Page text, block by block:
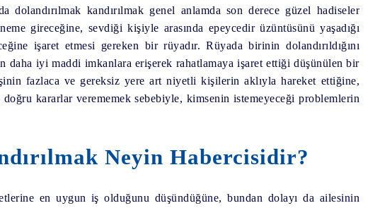
dolandırılmak kandırılmak genel anlamda son derece güzel hadiseler
gireceğine, sevdiği kişiyle arasında epeycedir üzüntüsünü yaşadığı
işaret etmesi gereken bir rüyadır.Rüyada birinin dolandırıldığını
daha iyi maddi imkanlara erişerek rahatlamaya işaret ettiği düşünülen bir
fazlaca ve gereksiz yere art niyetli kişilerin aklıyla hareket ettiğine,
kararlar verememek sebebiyle, kimsenin istemeyeceği problemlerin
Neyin Habercisidir?
en uygun iş olduğunu düşündüğüne, bundan dolayı da ailesinin